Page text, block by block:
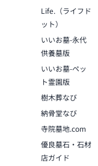
Life.（ライフド
ット）
いいお墓-永代
供養墓版
いいお墓-ペッ
ト霊園版
樹木葬なび
納骨堂なび
寺院墓地.com
優良墓石・石材
店ガイド